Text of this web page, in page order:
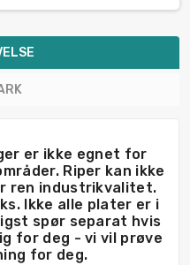
er ikke egnet for
Riper kan ikke
ren industrikvalitet.
Ikke alle plater er i
spør separat hvis
for deg - vi vil prøve
for deg.